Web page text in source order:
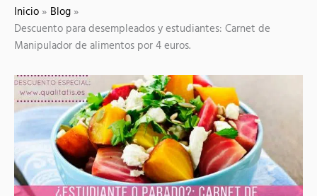
Inicio
Blog
Descuento para desempleados y estudiantes: Carnet de
Manipulador de alimentos por 4 euros.